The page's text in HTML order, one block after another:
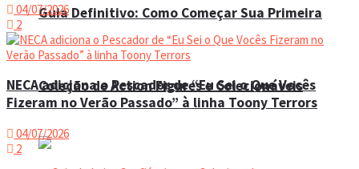
Guia Definitivo: Como Começar Sua Primeira
Coleção de Action Figures e Colecionáveis
04/07/2026
2
NECA adiciona o Pescador de “Eu Sei o Que Vocês
Fizeram no Verão Passado” à linha Toony Terrors
04/07/2026
2